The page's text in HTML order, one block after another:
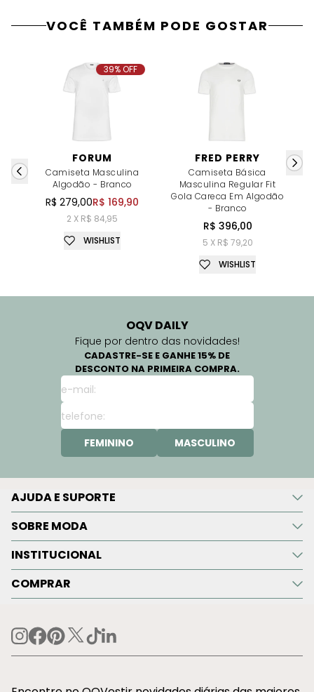
VOCÊ TAMBÉM PODE GOSTAR
FORUM
Camiseta Masculina
Algodão - Branco
R$ 279,00R$ 169,90
2 X R$ 84,95
39% OFF
WISHLIST
FRED PERRY
Camiseta Básica
Masculina Regular Fit
Gola Careca Em Algodão
- Branco
R$ 396,00
5 X R$ 79,20
WISHLIST
OQV DAILY
Fique por dentro das novidades!
CADASTRE-SE E GANHE 15% DE
DESCONTO NA PRIMEIRA COMPRA.
FEMININO MASCULINO
AJUDA E SUPORTE
SOBRE MODA
INSTITUCIONAL
COMPRAR